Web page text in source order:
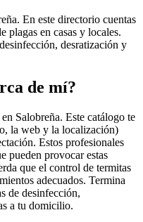
En este directorio cuentas
plagas en casas y locales.
desratización y
de mí?
Salobreña. Este catálogo te
la web y la localización)
Estos profesionales
pueden provocar estas
que el control de termitas
adecuados. Termina
de desinfección,
a tu domicilio.